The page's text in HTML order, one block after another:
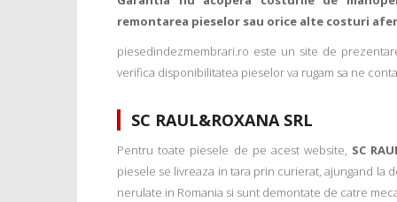
remontarea pieselor sau orice alte costuri
piesedindezmembrari.ro este un site de
verifica disponibilitatea pieselor va rugam sa ne
SC RAUL&ROXANA SRL
Pentru toate piesele de pe acest website, SC
piesele se livreaza in tara prin curierat, ajungand la
nerulate in Romania si sunt demontate de catre